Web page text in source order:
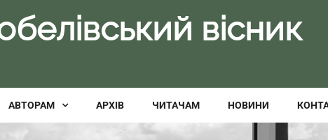
вісник
АВТОРАМ АРХІВ ЧИТАЧАМ НОВИНИ